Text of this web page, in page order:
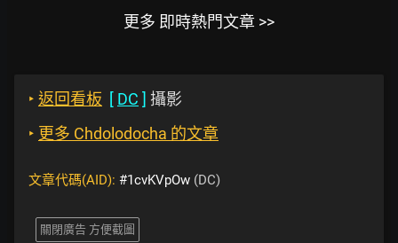
更多 即時熱門文章 >>
‣ 返回看板 [ DC ] 攝影
‣ 更多 Chdolodocha 的文章
文章代碼(AID): #1cvKVpOw (DC)
關閉廣告 方便截圖